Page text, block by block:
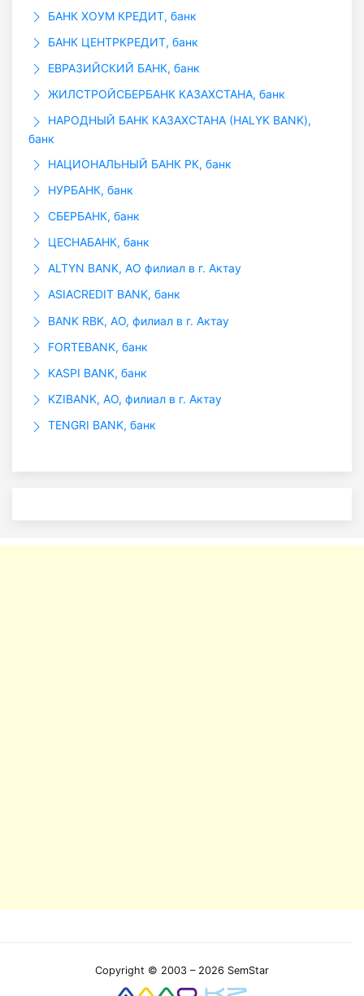
БАНК ХОУМ КРЕДИТ, банк
БАНК ЦЕНТРКРЕДИТ, банк
ЕВРАЗИЙСКИЙ БАНК, банк
ЖИЛСТРОЙСБЕРБАНК КАЗАХСТАНА, банк
НАРОДНЫЙ БАНК КАЗАХСТАНА (HALYK BANK),
банк
НАЦИОНАЛЬНЫЙ БАНК РК, банк
НУРБАНК, банк
СБЕРБАНК, банк
ЦЕСНАБАНК, банк
ALTYN BANK, АО филиал в г. Актау
ASIACREDIT BANK, банк
BANK RBK, АО, филиал в г. Актау
FORTEBANK, банк
KASPI BANK, банк
KZIBANK, АО, филиал в г. Актау
TENGRI BANK, банк
Copyright © 2003 – 2026 SemStar